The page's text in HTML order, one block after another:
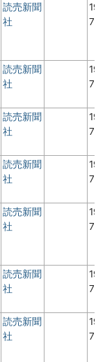
読売新聞
社
7
読売新聞
社
7
読売新聞
社
7
読売新聞
社
7
読売新聞
社
7
読売新聞
社
7
読売新聞
社
7